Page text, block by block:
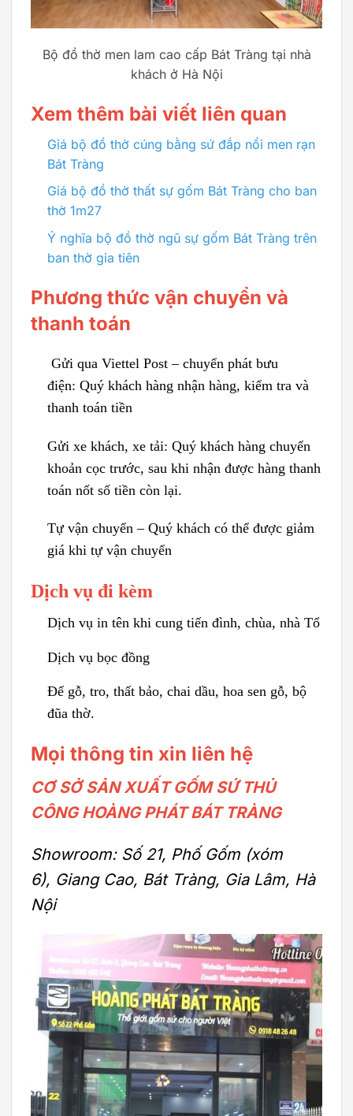
Bộ đồ thờ men lam cao cấp Bát Tràng tại nhà
khách ở Hà Nội
Xem thêm bài viết liên quan
Giá bộ đồ thờ cúng bằng sứ đắp nổi men rạn
Bát Tràng
Giá bộ đồ thờ thất sự gốm Bát Tràng cho ban
thờ 1m27
Ý nghĩa bộ đồ thờ ngũ sự gốm Bát Tràng trên
ban thờ gia tiên
Phương thức vận chuyển và
thanh toán
Gửi qua Viettel Post – chuyển phát bưu
điện: Quý khách hàng nhận hàng, kiểm tra và
thanh toán tiền
Gửi xe khách, xe tải: Quý khách hàng chuyển
khoản cọc trước, sau khi nhận được hàng thanh
toán nốt số tiền còn lại.
Tự vận chuyển – Quý khách có thể được giảm
giá khi tự vận chuyển
Dịch vụ đi kèm
Dịch vụ in tên khi cung tiến đình, chùa, nhà Tổ
Dịch vụ bọc đồng
Đế gỗ, tro, thất bảo, chai dầu, hoa sen gỗ, bộ
đũa thờ.
Mọi thông tin xin liên hệ
CƠ SỞ SẢN XUẤT GỐM SỨ THỦ
CÔNG HOÀNG PHÁT BÁT TRÀNG
Showroom: Số 21, Phố Gốm (xóm
6), Giang Cao, Bát Tràng, Gia Lâm, Hà
Nội